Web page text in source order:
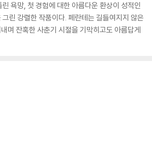
욕망, 첫 경험에 대한 아름다운 환상이 성적인
린 강렬한 작품이다. 페란테는 길들여지지 않은
며 잔혹한 사춘기 시절을 기막히고도 아름답게